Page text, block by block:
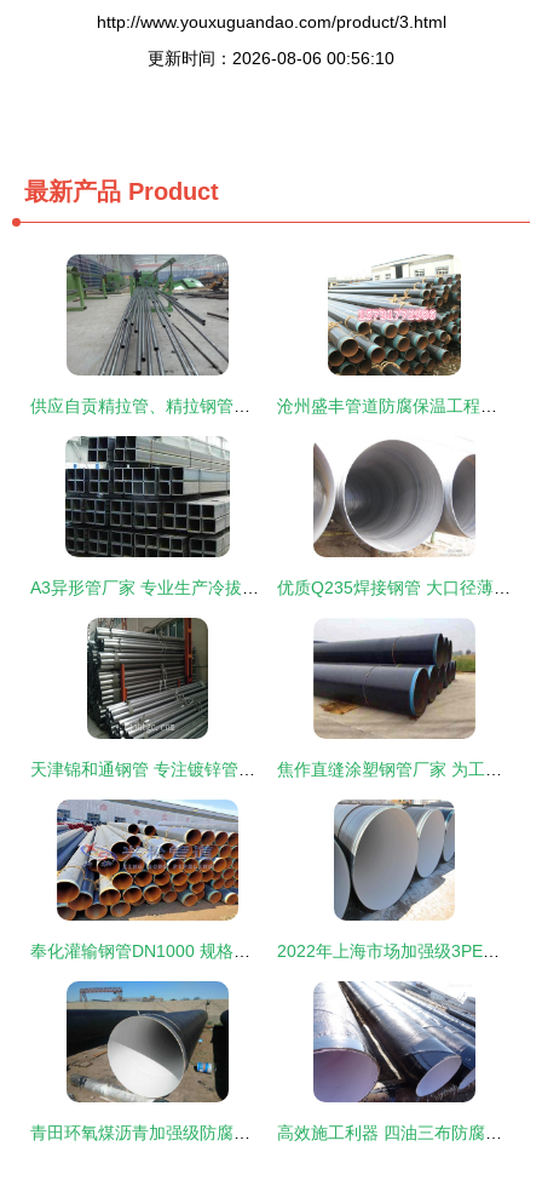
http://www.youxuguandao.com/product/3.html
更新时间：2026-08-06 00:56:10
最新产品 Product